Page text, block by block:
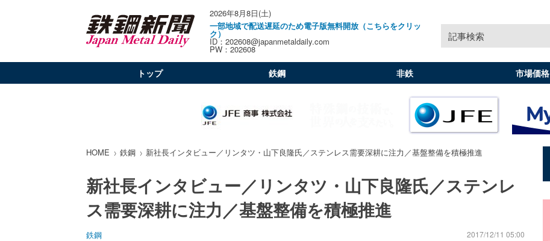
2026年8月8日(土)
一部地域で配送遅延のため電子版無料開放（こちらをクリッ
ク）
ID：202608@japanmetaldaily.com
PW：202608
記事検索
トップ 鉄鋼 非鉄 市場価格
HOME 鉄鋼 新社長インタビュー／リンタツ・山下良隆氏／ステンレス需要深耕に注力／基盤整備を積極推進
新社長インタビュー／リンタツ・山下良隆氏／ステンレ
ス需要深耕に注力／基盤整備を積極推進
鉄鋼 2017/12/11 05:00